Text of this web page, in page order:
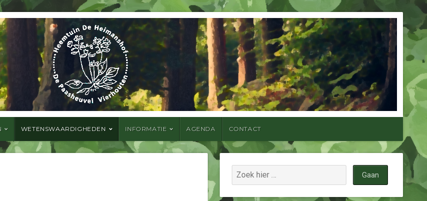
WETENSWAARDIGHEDEN INFORMATIE AGENDA CONTACT